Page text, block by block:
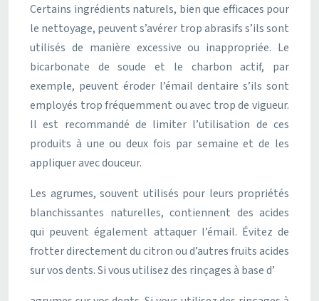
Certains ingrédients naturels, bien que efficaces pour
le nettoyage, peuvent s’avérer trop abrasifs s’ils sont
utilisés de manière excessive ou inappropriée. Le
bicarbonate de soude et le charbon actif, par
exemple, peuvent éroder l’émail dentaire s’ils sont
employés trop fréquemment ou avec trop de vigueur.
Il est recommandé de limiter l’utilisation de ces
produits à une ou deux fois par semaine et de les
appliquer avec douceur.
Les agrumes, souvent utilisés pour leurs propriétés
blanchissantes naturelles, contiennent des acides
qui peuvent également attaquer l’émail. Évitez de
frotter directement du citron ou d’autres fruits acides
sur vos dents. Si vous utilisez des rinçages à base d’